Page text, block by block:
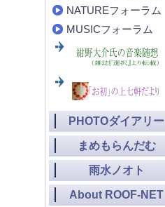
NATUREフォーラム
MUSICフォーラム
PHOTOダイアリー
まめもらんだむ
雨水ノオト
About ROOF-NET